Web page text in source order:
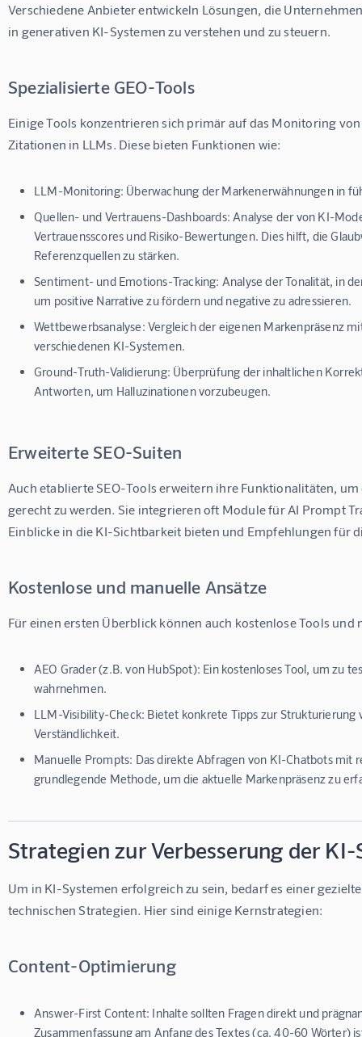
Verschiedene Anbieter entwickeln Lösungen, die
in generativen KI-Systemen zu verstehen und zu steuern.
Spezialisierte GEO-Tools
Einige Tools konzentrieren sich primär auf das Monitoring
Zitationen in LLMs. Diese bieten Funktionen wie:
LLM-Monitoring: Überwachung der Markenerwähnungen in
Quellen- und Vertrauens-Dashboards: Analyse der von KI-
Vertrauensscores und Risiko-Bewertungen. Dies hilft, die
Referenzquellen zu stärken.
Sentiment- und Emotions-Tracking: Analyse der Tonalität, in
um positive Narrative zu fördern und negative zu adressieren.
Wettbewerbsanalyse: Vergleich der eigenen Markenpräsenz
verschiedenen KI-Systemen.
Ground-Truth-Validierung: Überprüfung der inhaltlichen
Antworten, um Halluzinationen vorzubeugen.
Erweiterte SEO-Suiten
Auch etablierte SEO-Tools erweitern ihre Funktionalitäten,
gerecht zu werden. Sie integrieren oft Module für AI Prompt
Einblicke in die KI-Sichtbarkeit bieten und Empfehlungen für
Kostenlose und manuelle Ansätze
Für einen ersten Überblick können auch kostenlose Tools und
AEO Grader (z.B. von HubSpot): Ein kostenloses Tool, um zu
wahrnehmen.
LLM-Visibility-Check: Bietet konkrete Tipps zur Strukturierung
Verständlichkeit.
Manuelle Prompts: Das direkte Abfragen von KI-Chatbots mit
grundlegende Methode, um die aktuelle Markenpräsenz zu
Strategien zur Verbesserung der
Um in KI-Systemen erfolgreich zu sein, bedarf es einer
technischen Strategien. Hier sind einige Kernstrategien:
Content-Optimierung
Answer-First Content: Inhalte sollten Fragen direkt und
Zusammenfassung am Anfang des Textes (ca. 40-60 Wörter)